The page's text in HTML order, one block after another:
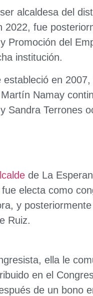
alcaldesa del
fue
Promoción del
institución.
en
Namay
Sandra Terrones
de La
electa como
y
Ruiz.
ella le
en el
de un bono